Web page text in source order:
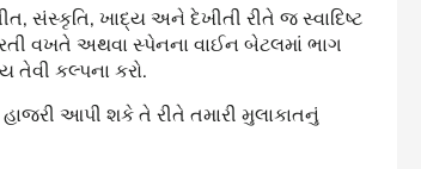
સંસ્કૃતિ, ખાદ્ય અને દેખીતી રીતે જ સ્વાદિષ્ટ
વખતે અથવા સ્પેનના વાઈન બેટલમાં ભાગ
તેવી કલ્પના કરો.
આપી શકે તે રીતે તમારી મુલાકાતનું